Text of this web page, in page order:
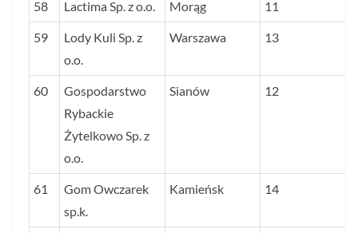
58 Lactima Sp. z o.o. Morąg 11
59
Lody Kuli Sp. z
o.o.
Warszawa 13
60
Gospodarstwo
Rybackie
Żytelkowo Sp. z
o.o.
Sianów 12
61
Gom Owczarek
sp.k.
Kamieńsk 14